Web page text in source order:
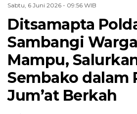
Sabtu, 6 Juni 2026 - 09:56 WIB
Ditsamapta
Sambangi
Mampu,
Sembako dalam
Jum’at Berkah